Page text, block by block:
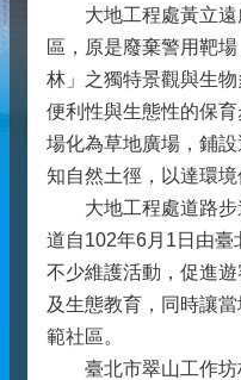
大地工程處黃立遠
區，原是廢棄警用靶
林」之獨特景觀與生
便利性與生態性的保
場化為草地廣場，鋪
知自然土徑，以達環境
大地工程處道路步
道自102年6月1日由臺
不少維護活動，促進
及生態教育，同時讓
範社區。
臺北市翠山工作坊